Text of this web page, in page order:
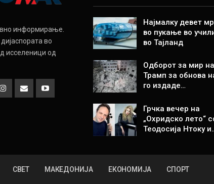
информирање.
во
исселеници од
Најмалку девет
во пукање во
во Тајланд
Одборот за мир на
Трамп за обнова
го издаде…
Грчка вечер на
„Охридско лето“
Теодосија Нтоку
СВЕТ МАКЕДОНИЈА ЕКОНОМИЈА СПОРТ